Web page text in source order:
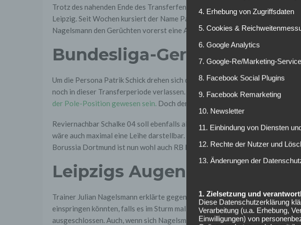
Trotz des nahenden Ende des Transferfensters halten sich hartnäckig
Leipzig. Seit Wochen kursiert der Name Patrik Schick im Osten
Nagelsmann den Gerüchten vorerst eine Absage.
Bundesliga-Gerüchte
Um die Persona Patrik Schick drehen sich derzeit viele Gerüchte. Der Stürmer
noch in dieser Transferperiode verlassen. Planmäßig vorerst auf Leihbasis.
der Pole-Position gewesen sein. Doch der Vizemeister wird sich aller
Reviernachbar Schalke 04 soll ebenfalls als Interessent für den Tschechen
wäre auch maximal eine Leihe darstellbar. Doch bisher steht die Personalie
Borussia Dortmund ist nun wohl auch RB Leipzig raus dem Rennen um den
Leipzigs Augen bleiben offen
Trainer Julian Nagelsmann erklärte gegenüber der „BILD: „Wir haben genug
einspringen könnten, falls es im Sturm mal personell klemmt“. Deshalb
ausgeschlossen. Auch, wenn sich Nagelsmann in der Vergangenheit mit dem
4. Erhebung von Zugriffsdaten
5. Cookies &
6. Google Analytics
7. Google-Re/Marketing-
8. Facebook Social Plugins
9. Facebook Remarketing
10. Newsletter
11. Einbindung von Diensten
12. Rechte der Nutzer und
13. Änderungen der
1. Zielsetzung und
Diese Datenschutzerklärung
Verarbeitung (u.a. Erhebung,
Einwilligungen) von